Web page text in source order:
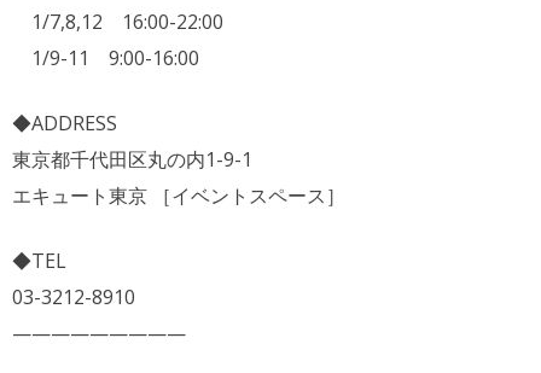
1/7,8,12 16:00-22:00
1/9-11 9:00-16:00
◆ADDRESS
東京都千代田区丸の内1-9-1
エキュート東京 ［イベントスペース］
◆TEL
03-3212-8910
—————————